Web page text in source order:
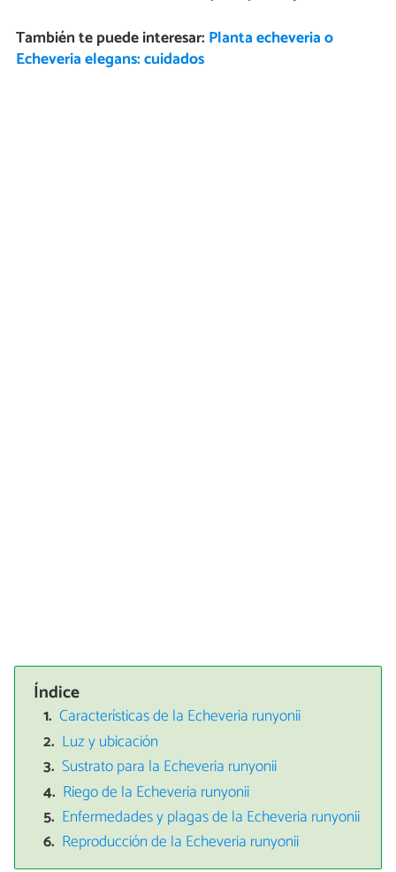
También te puede interesar: Planta echeveria o
Echeveria elegans: cuidados
Índice
Características de la Echeveria runyonii
Luz y ubicación
Sustrato para la Echeveria runyonii
Riego de la Echeveria runyonii
Enfermedades y plagas de la Echeveria runyonii
Reproducción de la Echeveria runyonii